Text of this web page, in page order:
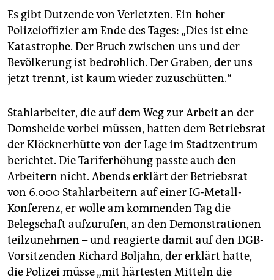
Es gibt Dutzende von Verletzten. Ein hoher
Polizeioffizier am Ende des Tages: „Dies ist eine
Katastrophe. Der Bruch zwischen uns und der
Bevölkerung ist bedrohlich. Der Graben, der uns
jetzt trennt, ist kaum wieder zuzuschütten.“
Stahlarbeiter, die auf dem Weg zur Arbeit an der
Domsheide vorbei müssen, hatten dem Betriebsrat
der Klöcknerhütte von der Lage im Stadtzentrum
berichtet. Die Tariferhöhung passte auch den
Arbeitern nicht. Abends erklärt der Betriebsrat
von 6.000 Stahlarbeitern auf einer IG-Metall-
Konferenz, er wolle am kommenden Tag die
Belegschaft aufzurufen, an den Demonstrationen
teilzunehmen – und reagierte damit auf den DGB-
Vorsitzenden Richard Boljahn, der erklärt hatte,
die Polizei müsse „mit härtesten Mitteln die